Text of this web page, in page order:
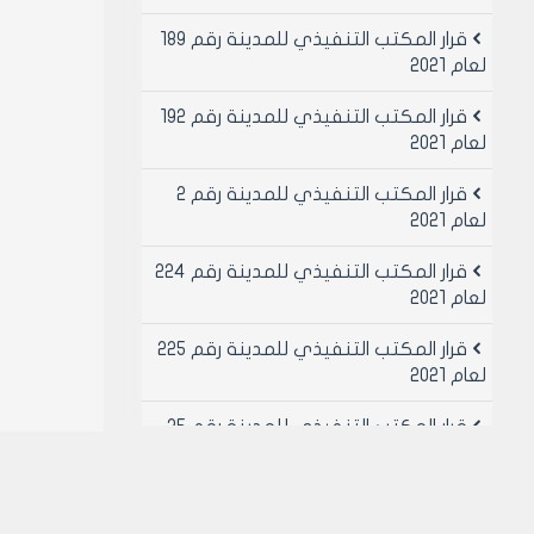
قرار المكتب التنفيذي للمدينة رقم 189
لعام 2021
قرار المكتب التنفيذي للمدينة رقم 192
لعام 2021
قرار المكتب التنفيذي للمدينة رقم 2
لعام 2021
قرار المكتب التنفيذي للمدينة رقم 224
لعام 2021
قرار المكتب التنفيذي للمدينة رقم 225
لعام 2021
قرار المكتب التنفيذي للمدينة رقم 25